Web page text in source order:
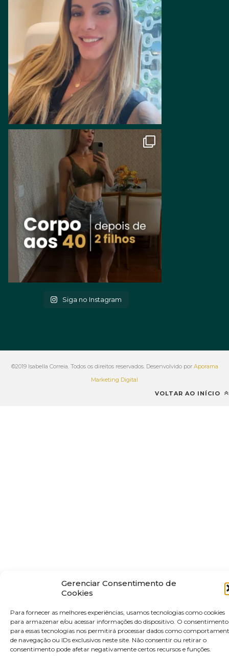
Gerenciar Consentimento de
Cookies
Para fornecer as melhores experiências, usamos tecnologias como cookies
para armazenar e/ou acessar informações do dispositivo. O consentimento
para essas tecnologias nos permitirá processar dados como
de navegação ou IDs exclusivos neste site. Não consentir ou retirar o
consentimento pode afetar negativamente certos recursos e funções.
Siga no Instagram
©2019 Isabella Correia. Todos os direitos reservados. Desenvolvido por Aporama
Marketing Digital
VOLTAR AO INÍCIO